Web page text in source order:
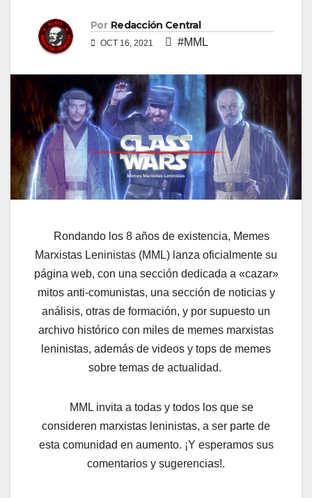
Por Redacción Central
OCT 16, 2021 #MML
Rondando los 8 años de existencia, Memes
Marxistas Leninistas (MML) lanza oficialmente su
página web, con una sección dedicada a «cazar»
mitos anti-comunistas, una sección de noticias y
análisis, otras de formación, y por supuesto un
archivo histórico con miles de memes marxistas
leninistas, además de videos y tops de memes
sobre temas de actualidad.
MML invita a todas y todos los que se
consideren marxistas leninistas, a ser parte de
esta comunidad en aumento. ¡Y esperamos sus
comentarios y sugerencias!.